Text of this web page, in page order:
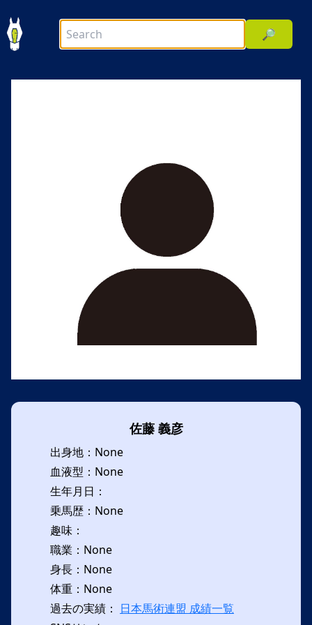
🔎
佐藤 義彦
出身地：None
血液型：None
生年月日：
乗馬歴：None
趣味：
職業：None
身長：None
体重：None
過去の実績： 日本馬術連盟 成績一覧